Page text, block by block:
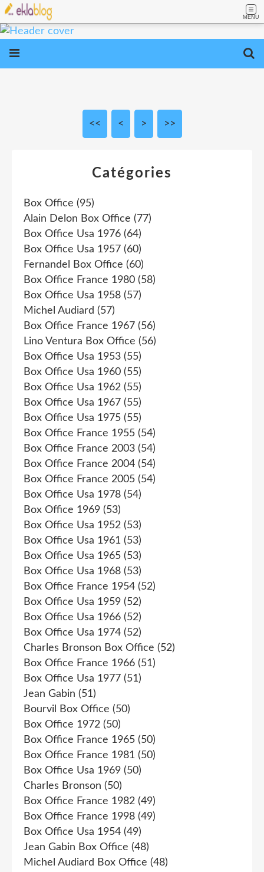
MENU
<< < 10
20
30
> >>
Catégories
Box Office (95)
Alain Delon Box Office (77)
Box Office Usa 1976 (64)
Box Office Usa 1957 (60)
Fernandel Box Office (60)
Box Office France 1980 (58)
Box Office Usa 1958 (57)
Michel Audiard (57)
Box Office France 1967 (56)
Lino Ventura Box Office (56)
Box Office Usa 1953 (55)
Box Office Usa 1960 (55)
Box Office Usa 1962 (55)
Box Office Usa 1967 (55)
Box Office Usa 1975 (55)
Box Office France 1955 (54)
Box Office France 2003 (54)
Box Office France 2004 (54)
Box Office France 2005 (54)
Box Office Usa 1978 (54)
Box Office 1969 (53)
Box Office Usa 1952 (53)
Box Office Usa 1961 (53)
Box Office Usa 1965 (53)
Box Office Usa 1968 (53)
Box Office France 1954 (52)
Box Office Usa 1959 (52)
Box Office Usa 1966 (52)
Box Office Usa 1974 (52)
Charles Bronson Box Office (52)
Box Office France 1966 (51)
Box Office Usa 1977 (51)
Jean Gabin (51)
Bourvil Box Office (50)
Box Office 1972 (50)
Box Office France 1965 (50)
Box Office France 1981 (50)
Box Office Usa 1969 (50)
Charles Bronson (50)
Box Office France 1982 (49)
Box Office France 1998 (49)
Box Office Usa 1954 (49)
Jean Gabin Box Office (48)
Michel Audiard Box Office (48)